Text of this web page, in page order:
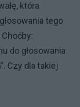
która
tego
do głosowania
Czy dla takiej